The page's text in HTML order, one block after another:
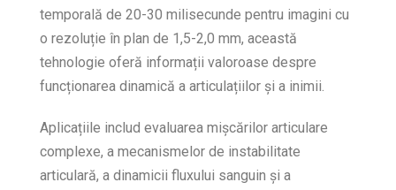
temporală de 20-30 milisecunde pentru imagini cu
o rezoluție în plan de 1,5-2,0 mm, această
tehnologie oferă informații valoroase despre
funcționarea dinamică a articulațiilor și a inimii.
Aplicațiile includ evaluarea mișcărilor articulare
complexe, a mecanismelor de instabilitate
articulară, a dinamicii fluxului sanguin și a